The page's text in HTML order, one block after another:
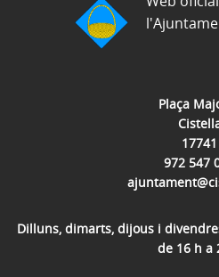
Plaça
17741
972 547
Dilluns, dimarts, dijous i
de 16 h a